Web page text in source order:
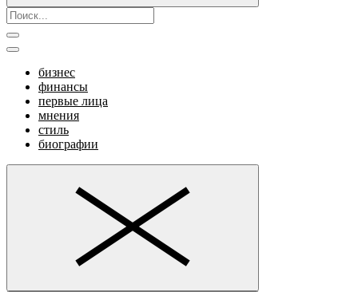
бизнес
финансы
первые лица
мнения
стиль
биографии